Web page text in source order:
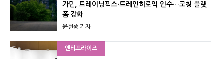
가민, 트레이닝픽스·트레인히로익 인수…코칭 플랫
폼 강화
윤현종 기자
엔터프라이즈